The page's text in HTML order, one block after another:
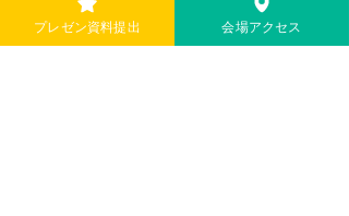
プレゼン資料提出 会場アクセス